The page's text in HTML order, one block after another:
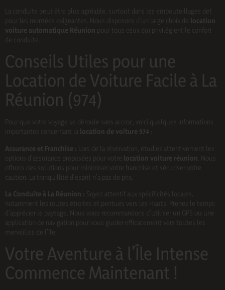
La conduite peut être plus agréable, surtout dans les embouteillages det
pour les montées exigeantes. Nous disposons d’un large choix de location
voiture automatique Réunion pour tous ceux qui privilégient le confort
de conduite.
Conseils Utiles pour une
Location de Voiture Facile à La
Réunion (974)
Pour que votre voyage se déroule sans accroc, voici quelques informations
importantes concernant la location de voiture 974 :
Assurance et Franchise :
Lors de la réservation, étudiez attentivement les
options d’assurance proposées pour votre location voiture réunion . Nous
offrons des solutions pour minimiser votre franchise et sécuriser votre
caution. La tranquillité d’esprit n’a pas de prix.
La Conduite à La Réunion : Soyez attentif aux spécificités locales,
notamment les routes étroites et pentues vers les Hauts. Prenez le temps
d’apprécier le paysage. Nous vous recommandons d’utiliser un GPS ou une
application de navigation pour vous guider efficacement vers toutes les
merveilles de l’île.
Votre Aventure à l’Île Intense
Commence Maintenant !